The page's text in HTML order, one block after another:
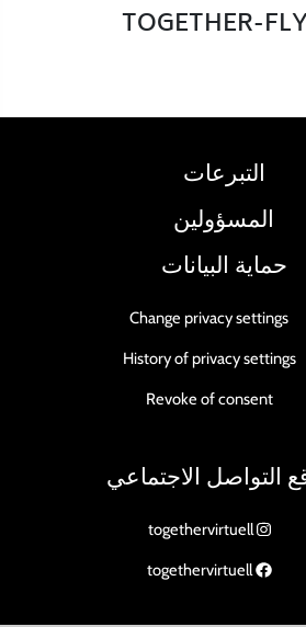
TOGETHER-
التبرعات
المسؤولين
حماية البيانات
Change privacy settings
History of privacy settings
Revoke of consent
التواصل الاجتماعي
togethervirtuell
togethervirtuell